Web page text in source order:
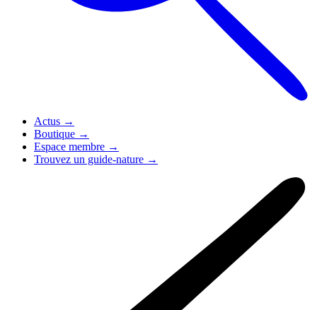
Actus →
Boutique →
Espace membre →
Trouvez un guide-nature →